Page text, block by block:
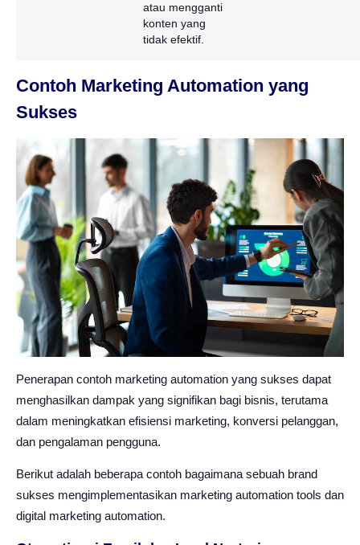
atau mengganti
konten yang
tidak efektif.
Contoh Marketing Automation yang
Sukses
Penerapan contoh marketing automation yang sukses dapat
menghasilkan dampak yang signifikan bagi bisnis, terutama
dalam meningkatkan efisiensi marketing, konversi pelanggan,
dan pengalaman pengguna.
Berikut adalah beberapa contoh bagaimana sebuah brand
sukses mengimplementasikan marketing automation tools dan
digital marketing automation.